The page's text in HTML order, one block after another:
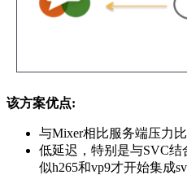
该方案优点:
与Mixer相比服务端压力
低延迟，特别是与SVC
似h265和vp9才开始集成